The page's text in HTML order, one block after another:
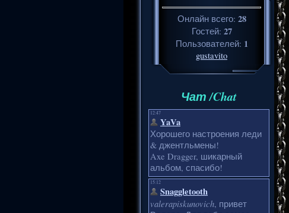
Онлайн всего: 28
Гостей: 27
Пользователей: 1
gustavito
Чат /Chat